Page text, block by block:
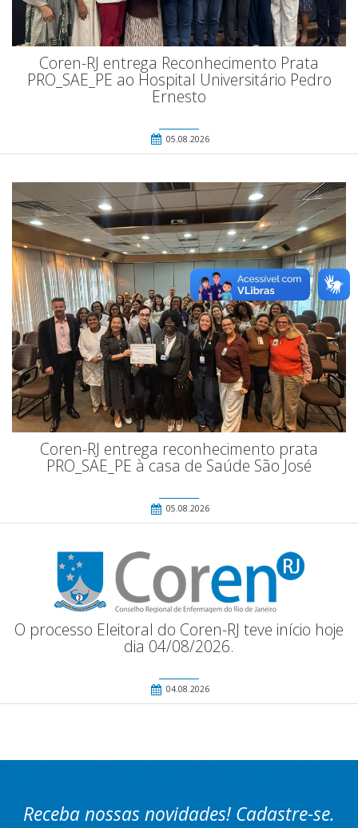
Coren-RJ entrega Reconhecimento Prata
PRO_SAE_PE ao Hospital Universitário Pedro
Ernesto
05.08.2026
Coren-RJ entrega reconhecimento prata
PRO_SAE_PE à casa de Saúde São José
05.08.2026
O processo Eleitoral do Coren-RJ teve início hoje
dia 04/08/2026.
04.08.2026
Receba nossas novidades! Cadastre-se.